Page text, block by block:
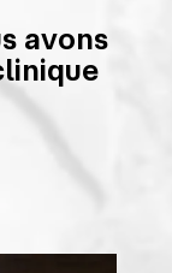
avons